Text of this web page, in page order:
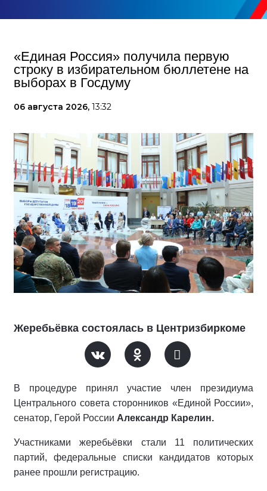
«Единая Россия» получила первую
строку в избирательном бюллетене на
выборах в Госдуму
06 августа 2026, 13:32
Жеребьёвка состоялась в Центризбиркоме
В процедуре принял участие член президиума
Центрального совета сторонников «Единой России»,
сенатор, Герой России Александр Карелин.
Участниками жеребьёвки стали 11 политических
партий, федеральные списки кандидатов которых
ранее прошли регистрацию.